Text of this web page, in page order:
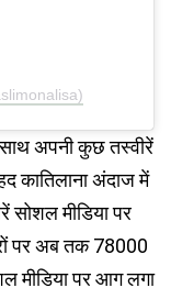
अपनी कुछ तस्वीरें
कातिलाना अंदाज में
सोशल मीडिया पर
पर अब तक 78000
मीडिया पर आग लगा